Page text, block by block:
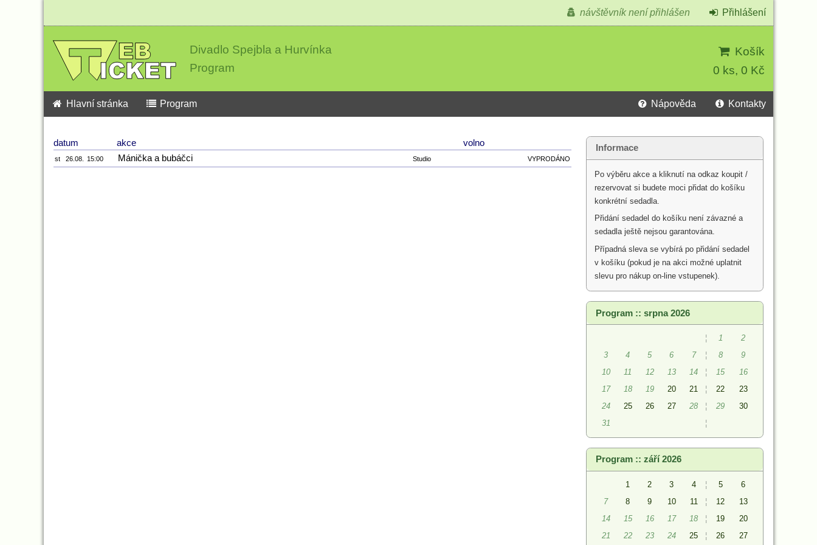
Divadlo Spejbla a Hurvínka
Program
Košík
0 ks, 0 Kč
návštěvník není přihlášen Přihlášení
Hlavní stránka Program Nápověda Kontakty
Informace
Po výběru akce a kliknutí na odkaz koupit /
rezervovat si budete moci přidat do košíku
konkrétní sedadla.
Přidání sedadel do košíku není závazné a
sedadla ještě nejsou garantována.
Případná sleva se vybírá po přidání sedadel
v košíku (pokud je na akci možné uplatnit
slevu pro nákup on-line vstupenek).
Program :: srpna 2026
¦ 1
2
3
4 5 6 7 ¦ 8
9
10
11 12 13 14 ¦ 15
16
17
18 19 20 21 ¦ 22
23
24
25 26 27 28 ¦ 29
30
31
¦
Program :: září 2026
1 2 3 4 ¦ 5
6
7
8 9 10 11 ¦ 12
13
14
15 16 17 18 ¦ 19
20
21
22 23 24 25 ¦ 26 27
datum akce volno
st 26.08. 15:00 Mánička a bubáčci Studio VYPRODÁNO